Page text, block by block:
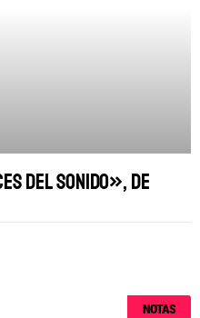
del sonido», de
NOTAS